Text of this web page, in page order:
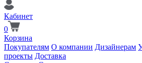
Кабинет
0
Корзина
Покупателям О компании Дизайнерам
проекты Доставка